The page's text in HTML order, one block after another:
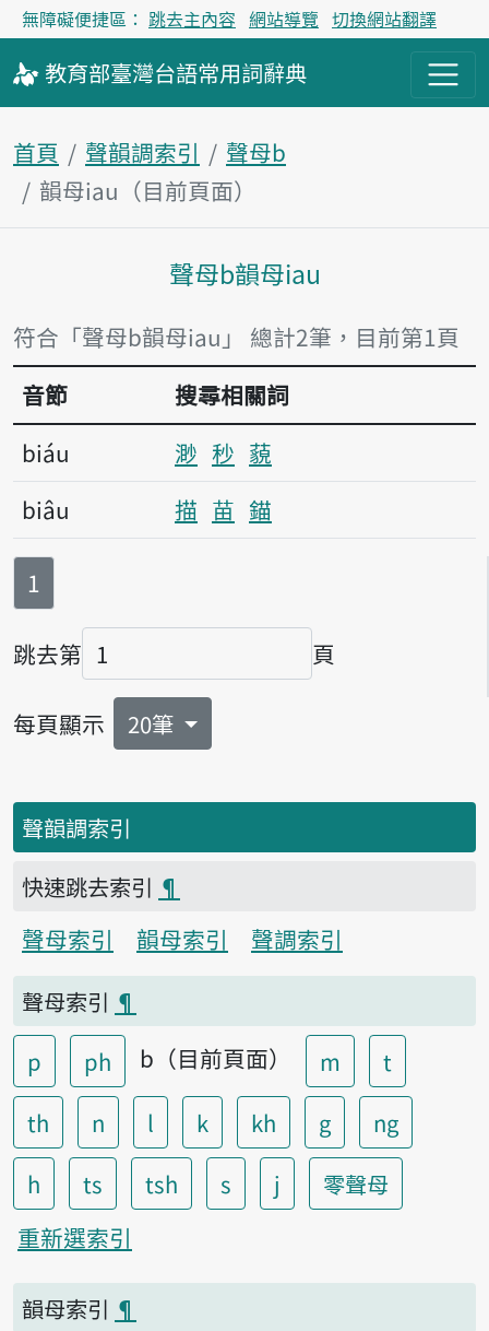
無障礙便捷區： 跳去主內容 網站導覽 切換網站翻譯
教育部臺灣台語常用詞辭典
首頁 聲韻調索引
聲母b
韻母iau（目前頁面）
主內容區塊
聲母b韻母iau
符合「聲母b韻母iau」 總計2筆，目前第1頁
音節
搜尋相關詞
biáu
渺 秒 藐
biâu
描 苗 錨
第
1
跳去第
頁碼
頁
每頁顯示 20筆
聲韻調索引
快速跳去索引 ¶
聲母索引
韻母索引
聲調索引
聲母索引 ¶
p
ph b（目前頁面） m
t
th
n l k kh g
ng
h
ts tsh s j
零聲母
重新選索引
韻母索引 ¶